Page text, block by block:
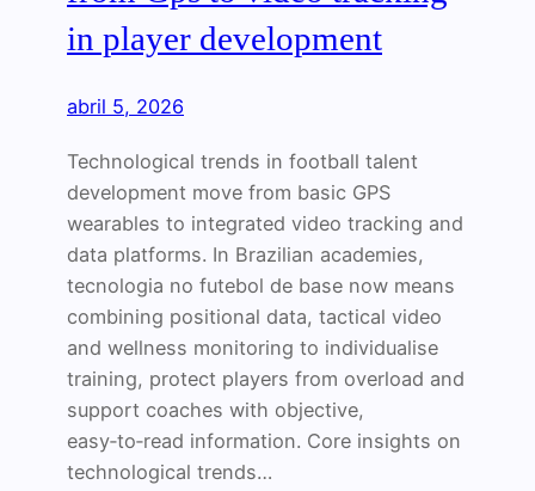
in player development
abril 5, 2026
Technological trends in football talent
development move from basic GPS
wearables to integrated video tracking and
data platforms. In Brazilian academies,
tecnologia no futebol de base now means
combining positional data, tactical video
and wellness monitoring to individualise
training, protect players from overload and
support coaches with objective,
easy‑to‑read information. Core insights on
technological trends…